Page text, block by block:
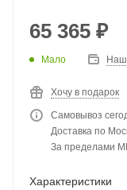
65 365 ₽
Мало
Хочу в подарок
Самовывоз
Доставка по
За пределами
Характеристики